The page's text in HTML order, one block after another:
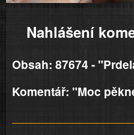
Nahlášení
Obsah: 87674 -
Komentář: "Moc